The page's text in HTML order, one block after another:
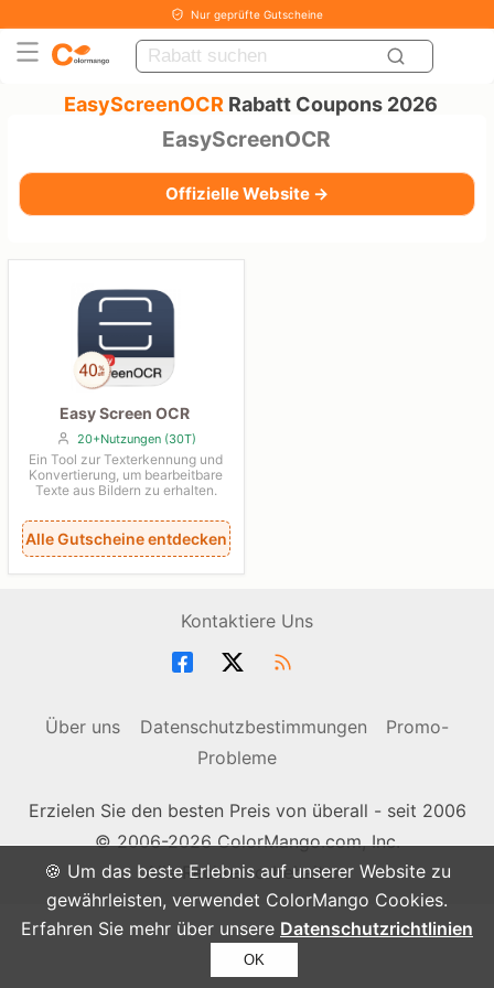
🍪 Um das beste Erlebnis auf unserer Website zu
gewährleisten, verwendet ColorMango Cookies.
Erfahren Sie mehr über unsere Datenschutzrichtlinien
OK
Nur geprüfte Gutscheine
EasyScreenOCR Rabatt Coupons 2026
EasyScreenOCR
Offizielle Website →
Easy Screen OCR
20+Nutzungen (30T)
Ein Tool zur Texterkennung und
Konvertierung, um bearbeitbare
Texte aus Bildern zu erhalten.
Alle Gutscheine entdecken
Kontaktiere Uns
Über uns Datenschutzbestimmungen
Promo-
Probleme
Erzielen Sie den besten Preis von überall - seit 2006
© 2006-2026 ColorMango.com, Inc.
Alle Rechte vorbehalten.